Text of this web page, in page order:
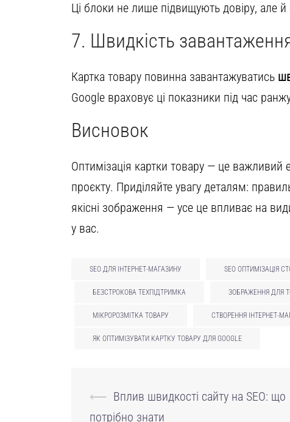
Ці блоки не лише підвищують довіру, але
7. Швидкість
Картка товару повинна завантажуватись
Google враховує ці показники під час
Висновок
Оптимізація картки товару — це важливий
проєкту. Приділяйте увагу деталям:
якісні зображення — усе це впливає на
у вас.
SEO ДЛЯ ІНТЕРНЕТ-МАГАЗИНУ SEO ОПТИМІЗАЦІЯ
БЕЗСТРОКОВА ТЕХПІДТРИМКА ЗОБРАЖЕННЯ ДЛЯ
МІКРОРОЗМІТКА ТОВАРУ СТВОРЕННЯ ІНТЕРНЕТ-
ЯК ОПТИМІЗУВАТИ КАРТКУ ТОВАРУ ДЛЯ GOOGLE
Навігація
по
⟵ Вплив швидкості сайту на SEO: що
потрібно знати